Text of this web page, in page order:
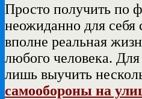
Просто получить по
неожиданно для себя
вполне реальная
любого человека.
лишь выучить
самообороны на